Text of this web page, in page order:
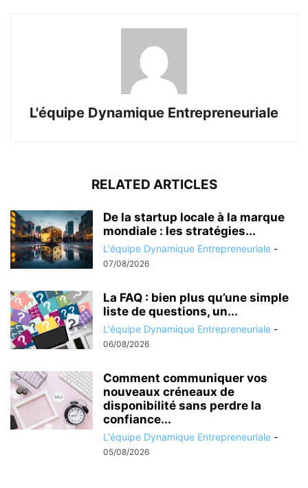
L'équipe Dynamique Entrepreneuriale
RELATED ARTICLES
De la startup locale à la marque
mondiale : les stratégies...
L'équipe Dynamique Entrepreneuriale -
07/08/2026
La FAQ : bien plus qu’une simple
liste de questions, un...
L'équipe Dynamique Entrepreneuriale -
06/08/2026
Comment communiquer vos
nouveaux créneaux de
disponibilité sans perdre la
confiance...
L'équipe Dynamique Entrepreneuriale -
05/08/2026